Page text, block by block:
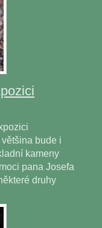
bude i
kameny
pana Josefa
druhy